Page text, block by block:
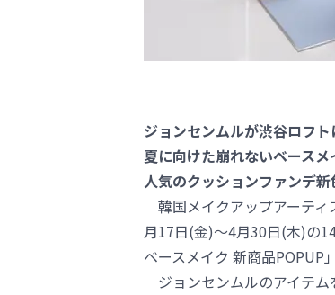
ジョンセンムルが渋谷ロフ
夏に向けた崩れないベース
人気のクッションファンデ
韓国メイクアップアーティ
月17日(金)～4月30日(木)の
ベースメイク 新商品POPUP
ジョンセンムルのアイテム